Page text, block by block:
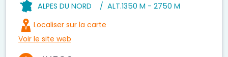
ALPES DU NORD / ALT.1350 M - 2750 M
Localiser sur la carte
Voir le site web